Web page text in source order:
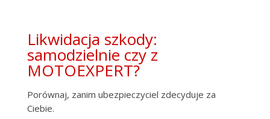
Likwidacja szkody:
samodzielnie czy z
MOTOEXPERT?
Porównaj, zanim ubezpieczyciel zdecyduje za
Ciebie.